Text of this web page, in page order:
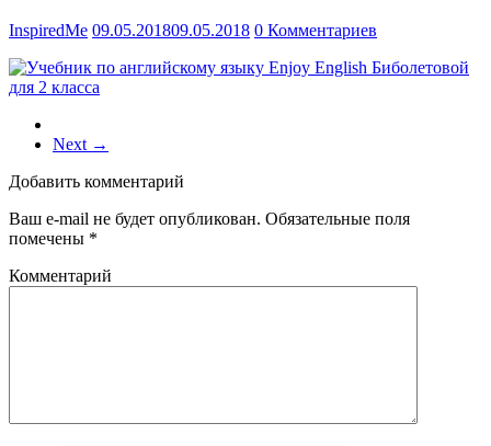
InspiredMe 09.05.201809.05.2018 0 Комментариев
Next →
Добавить комментарий
Ваш e-mail не будет опубликован. Обязательные поля
помечены *
Комментарий